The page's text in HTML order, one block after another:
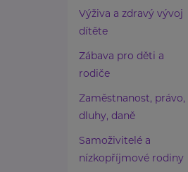
Výživa a zdravý vývoj
dítěte
Zábava pro děti a
rodiče
Zaměstnanost, právo,
dluhy, daně
Samoživitelé a
nízkopříjmové rodiny